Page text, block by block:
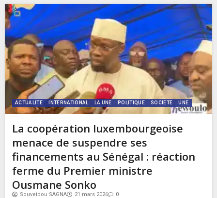
ACTUALITE INTERNATIONAL LA UNE POLITIQUE SOCIETE UNE
La coopération luxembourgeoise
menace de suspendre ses
financements au Sénégal : réaction
ferme du Premier ministre
Ousmane Sonko
Souveibou SAGNA 21 mars 2026 0